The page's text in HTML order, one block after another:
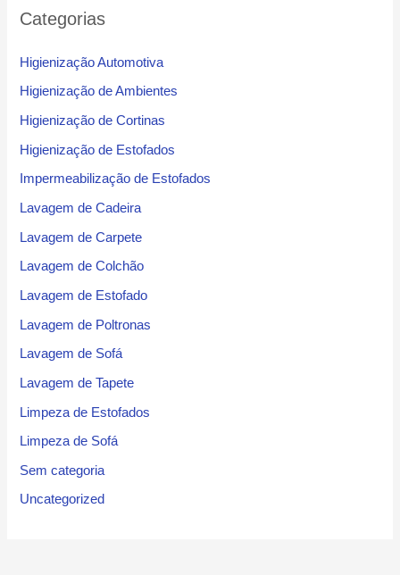
Categorias
Higienização Automotiva
Higienização de Ambientes
Higienização de Cortinas
Higienização de Estofados
Impermeabilização de Estofados
Lavagem de Cadeira
Lavagem de Carpete
Lavagem de Colchão
Lavagem de Estofado
Lavagem de Poltronas
Lavagem de Sofá
Lavagem de Tapete
Limpeza de Estofados
Limpeza de Sofá
Sem categoria
Uncategorized